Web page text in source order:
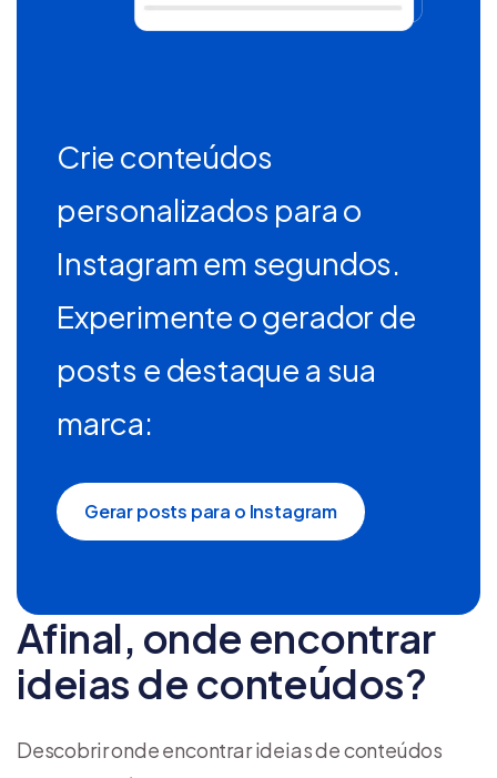
Crie conteúdos
personalizados para o
Instagram em segundos.
Experimente o gerador de
posts e destaque a sua
marca:
Gerar posts para o Instagram
Afinal, onde encontrar
ideias de conteúdos?
Descobrir onde encontrar ideias de conteúdos